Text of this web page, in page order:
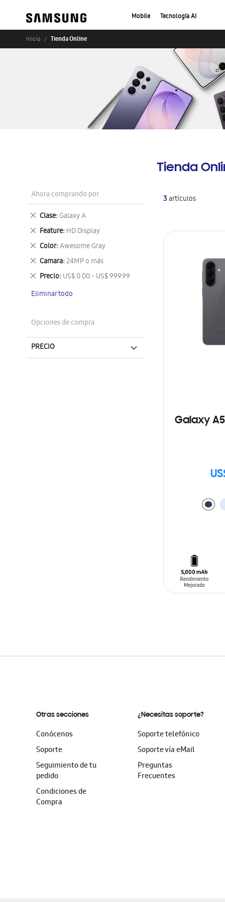
Mobile Tecnología AI
Inicio Tienda Online
Tienda
3artículos
Galaxy
Ahora comprando por
Clase Galaxy A
Eliminar
este
artículo
Feature HD Display
Eliminar
este
artículo
Color Awesome Gray
Eliminar
este
artículo
Camara 24MP o más
Eliminar
este
artículo
Precio US$ 0.00 - US$ 999.99
Eliminar
artículo
Eliminar todo
Opciones de compra
PRECIO
Otras secciones
Conócenos
Soporte
Seguimiento de tu
pedido
Condiciones de
Compra
¿Necesitas soporte?
Soporte telefónico
Soporte vía eMail
Preguntas
Frecuentes